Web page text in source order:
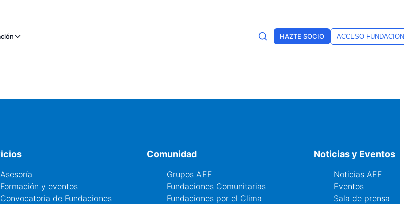
HAZTE SOCIO ACCESO
Asesoría
Formación y eventos
Convocatoria de Fundaciones
Comunidad
Grupos AEF
Fundaciones Comunitarias
Fundaciones por el Clima
Noticias y Eventos
Noticias AEF
Eventos
Sala de prensa